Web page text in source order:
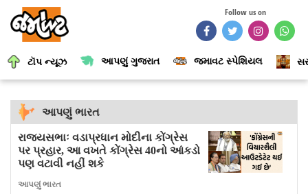
Follow us on
ટૉપ ન્યૂઝ આપણું ગુજરાત જમાવટ સ્પેશિયલ
આપણું ભારત
રાજ્યસભાઃ વડાપ્રધાન મોદીના કોંગ્રેસ
પર પ્રહાર, આ વખતે કોંગ્રેસ 40નો આંકડો
પણ વટાવી નહીં શકે
આપણું ભારત